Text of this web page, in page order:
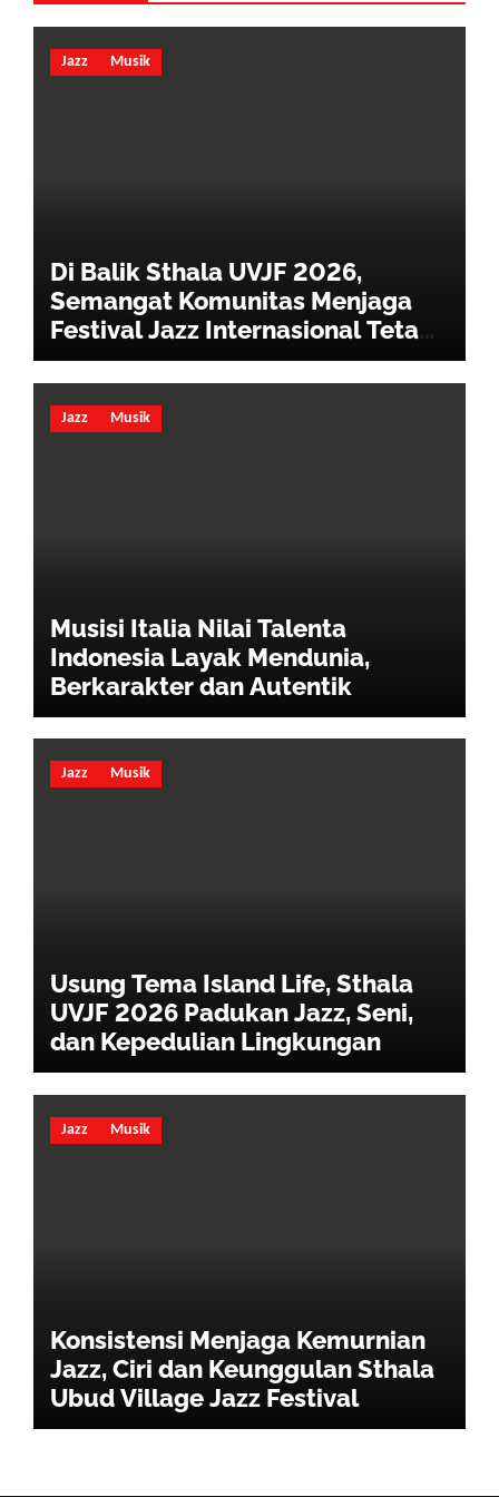
Jazz Musik
Di Balik Sthala UVJF 2026,
Semangat Komunitas Menjaga
Festival Jazz Internasional Tetap
Hidup
Jazz Musik
Musisi Italia Nilai Talenta
Indonesia Layak Mendunia,
Berkarakter dan Autentik
Jazz Musik
Usung Tema Island Life, Sthala
UVJF 2026 Padukan Jazz, Seni,
dan Kepedulian Lingkungan
Jazz Musik
Konsistensi Menjaga Kemurnian
Jazz, Ciri dan Keunggulan Sthala
Ubud Village Jazz Festival